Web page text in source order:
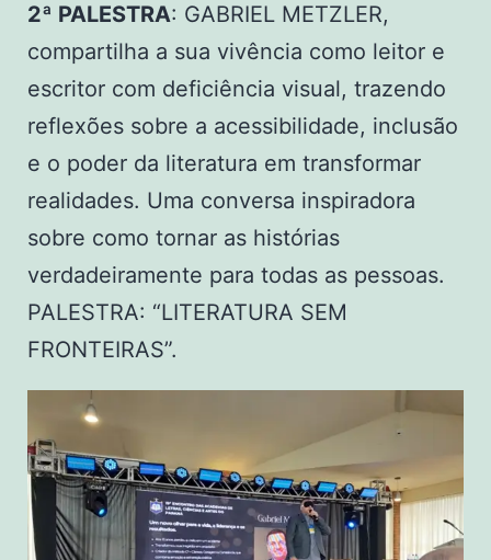
2ª PALESTRA: GABRIEL METZLER,
compartilha a sua vivência como leitor e
escritor com deficiência visual, trazendo
reflexões sobre a acessibilidade, inclusão
e o poder da literatura em transformar
realidades. Uma conversa inspiradora
sobre como tornar as histórias
verdadeiramente para todas as pessoas.
PALESTRA: “LITERATURA SEM
FRONTEIRAS”.